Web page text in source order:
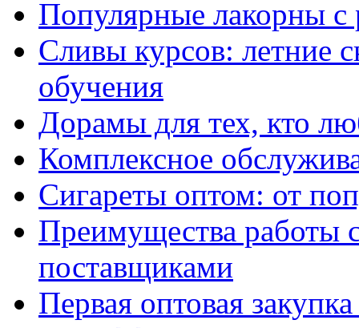
Популярные лакорны с
Сливы курсов: летние
обучения
Дорамы для тех, кто
Комплексное
Сигареты оптом: от
Преимущества работы
поставщиками
Первая оптовая